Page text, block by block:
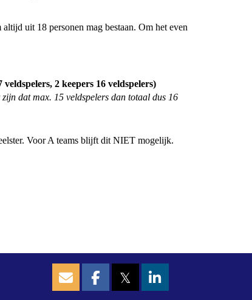
uit 18 personen mag bestaan. Om het even
2 keepers 16 veldspelers)
dat max. 15 veldspelers dan totaal dus 16
Voor A teams blijft dit NIET mogelijk.
𝕏